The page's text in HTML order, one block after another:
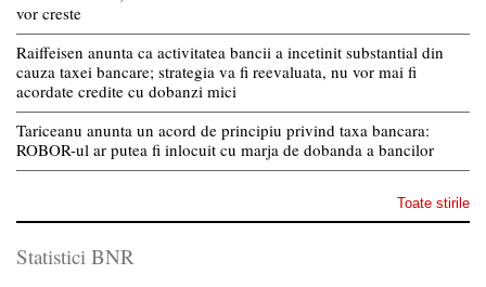
vor creste
Raiffeisen anunta ca activitatea bancii a incetinit substantial din
cauza taxei bancare; strategia va fi reevaluata, nu vor mai fi
acordate credite cu dobanzi mici
Tariceanu anunta un acord de principiu privind taxa bancara:
ROBOR-ul ar putea fi inlocuit cu marja de dobanda a bancilor
Toate stirile
Statistici BNR